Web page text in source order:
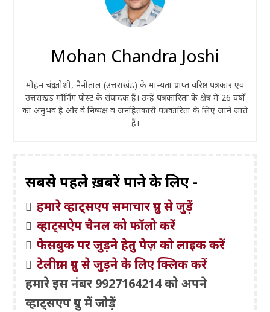
Mohan Chandra Joshi
मोहन चंद्र जोशी, नैनीताल (उत्तराखंड) के मान्यता प्राप्त वरिष्ठ पत्रकार एवं
उत्तराखंड मॉर्निंग पोस्ट के संपादक हैं। उन्हें पत्रकारिता के क्षेत्र में 26 वर्षों
का अनुभव है और वे निष्पक्ष व जनहितकारी पत्रकारिता के लिए जाने जाते
हैं।
सबसे पहले ख़बरें पाने के लिए -
हमारे व्हाट्सएप समाचार ग्रुप से जुड़ें
व्हाट्सऐप चैनल को फॉलो करें
फेसबुक पर जुड़ने हेतु पेज़ को लाइक करें
टेलीग्राम ग्रुप से जुड़ने के लिए क्लिक करें
हमारे इस नंबर 9927164214 को अपने
व्हाट्सएप ग्रुप में जोड़ें